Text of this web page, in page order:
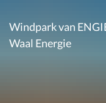
Windpark van
Waal Energie